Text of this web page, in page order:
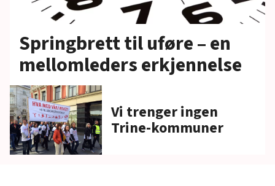
Springbrett til uføre – en
mellomleders erkjennelse
Vi trenger ingen
Trine-kommuner